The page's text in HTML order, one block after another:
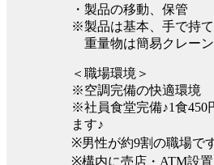
・製品の移動、保管
※製品は基本、手で持て
重量物は簡易クレー
＜職場環境＞
※空調完備の快適環境
※社員食堂完備♪1食450
ます♪
※男性が約9割の職場で
※構内に売店・ATM設置